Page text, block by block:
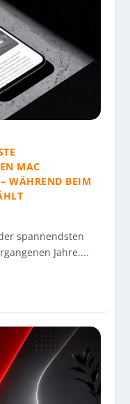
MAC
WÄHREND BEIM
spannendsten
Jahre....